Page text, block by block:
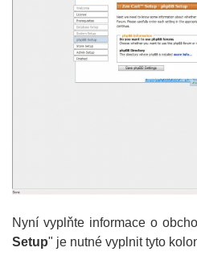
Nyní vyplňte informace o
Setup" je nutné vyplnit tyto